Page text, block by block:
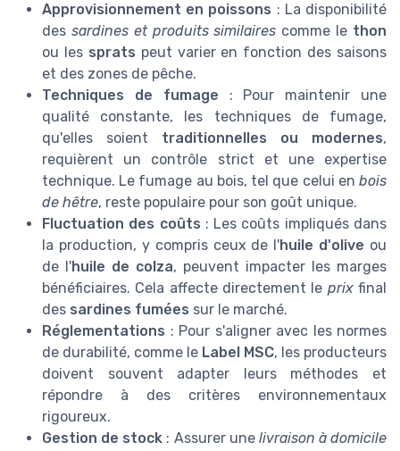
Approvisionnement en poissons : La disponibilité
des sardines et produits similaires comme le thon
ou les sprats peut varier en fonction des saisons
et des zones de pêche.
Techniques de fumage : Pour maintenir une
qualité constante, les techniques de fumage,
qu'elles soient traditionnelles ou modernes,
requièrent un contrôle strict et une expertise
technique. Le fumage au bois, tel que celui en bois
de hêtre, reste populaire pour son goût unique.
Fluctuation des coûts : Les coûts impliqués dans
la production, y compris ceux de l'huile d'olive ou
de l'huile de colza, peuvent impacter les marges
bénéficiaires. Cela affecte directement le prixfinal
des sardines fumées sur le marché.
Réglementations : Pour s'aligner avec les normes
de durabilité, comme le Label MSC, les producteurs
doivent souvent adapter leurs méthodes et
répondre à des critères environnementaux
rigoureux.
Gestion de stock : Assurer une livraison à domicile